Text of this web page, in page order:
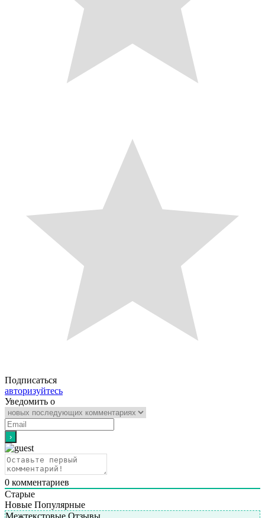
Подписаться
авторизуйтесь
Уведомить о
0 комментариев
Старые
Новые Популярные
Межтекстовые Отзывы